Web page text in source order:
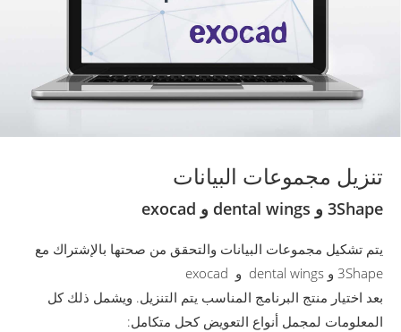
تنزيل مجموعات البيانات
3Shape و dental wings و exocad
يتم تشكيل مجموعات البيانات والتحقق من صحتها بالإشتراك مع
3Shape و dental wings و exocad
بعد اختيار منتج البرنامج المناسب يتم التنزيل. ويشمل ذلك كل
المعلومات لمجمل أنواع التعويض كحل متكامل: